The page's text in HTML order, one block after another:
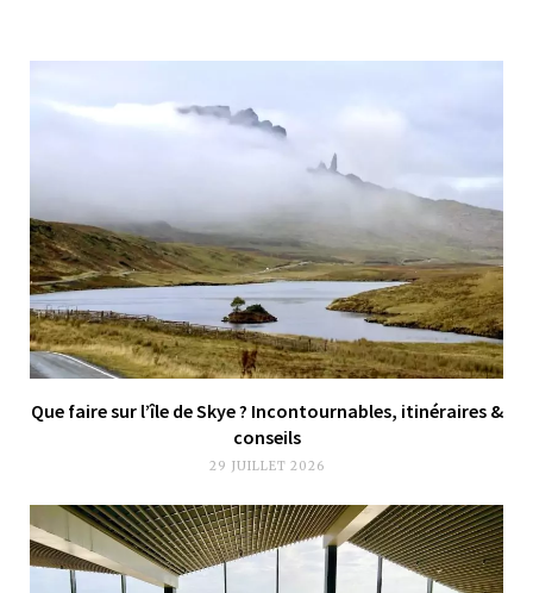
Que faire sur l’île de Skye ? Incontournables, itinéraires &
conseils
29 JUILLET 2026